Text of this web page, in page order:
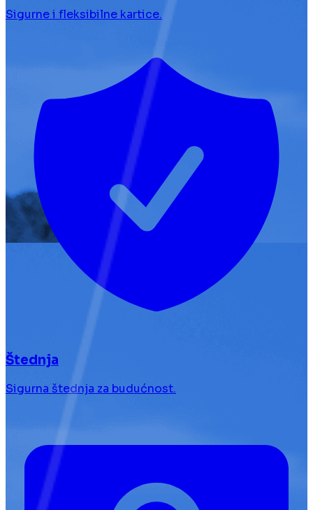
Sigurne i fleksibilne kartice.
Štednja
Sigurna štednja za budućnost.